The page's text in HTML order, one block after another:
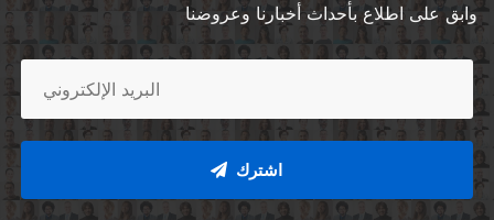
وابق على اطلاع بأحداث أخبارنا وعروضنا
اشترك